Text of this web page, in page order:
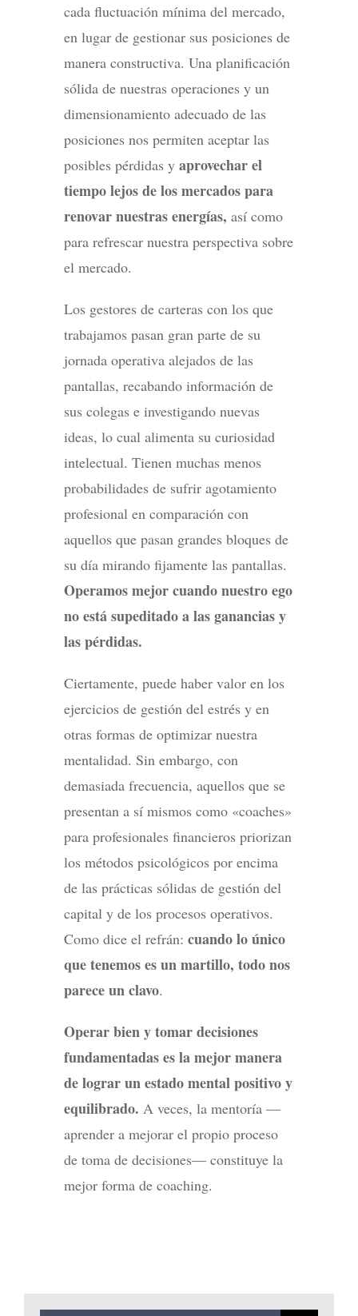
cada fluctuación mínima del mercado,
en lugar de gestionar sus posiciones de
manera constructiva. Una planificación
sólida de nuestras operaciones y un
dimensionamiento adecuado de las
posiciones nos permiten aceptar las
posibles pérdidas y aprovechar el
tiempo lejos de los mercados para
renovar nuestras energías, así como
para refrescar nuestra perspectiva sobre
el mercado.
Los gestores de carteras con los que
trabajamos pasan gran parte de su
jornada operativa alejados de las
pantallas, recabando información de
sus colegas e investigando nuevas
ideas, lo cual alimenta su curiosidad
intelectual. Tienen muchas menos
probabilidades de sufrir agotamiento
profesional en comparación con
aquellos que pasan grandes bloques de
su día mirando fijamente las pantallas.
Operamos mejor cuando nuestro ego
no está supeditado a las ganancias y
las pérdidas.
Ciertamente, puede haber valor en los
ejercicios de gestión del estrés y en
otras formas de optimizar nuestra
mentalidad. Sin embargo, con
demasiada frecuencia, aquellos que se
presentan a sí mismos como «coaches»
para profesionales financieros priorizan
los métodos psicológicos por encima
de las prácticas sólidas de gestión del
capital y de los procesos operativos.
Como dice el refrán: cuando lo único
que tenemos es un martillo, todo nos
parece un clavo.
Operar bien y tomar decisiones
fundamentadas es la mejor manera
de lograr un estado mental positivo y
equilibrado. A veces, la mentoría —
aprender a mejorar el propio proceso
de toma de decisiones— constituye la
mejor forma de coaching.